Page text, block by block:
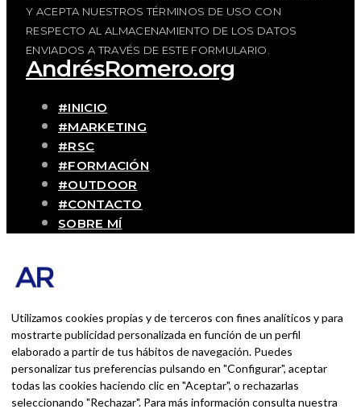
Y ACEPTA NUESTROS TÉRMINOS DE USO CON
RESPECTO AL ALMACENAMIENTO DE LOS DATOS
ENVIADOS A TRAVÉS DE ESTE FORMULARIO.
AndrésRomero.org
#INICIO
#MARKETING
#RSC
#FORMACIÓN
#OUTDOOR
#CONTACTO
SOBRE MÍ
Romero. Experiencias personales y
con lo que hace cada día
BUSCAR POR:
BUSCAR
Utilizamos cookies propias y de terceros con fines analíticos y para
mostrarte publicidad personalizada en función de un perfil
elaborado a partir de tus hábitos de navegación. Puedes
personalizar tus preferencias pulsando en "Configurar", aceptar
todas las cookies haciendo clic en "Aceptar", o rechazarlas
seleccionando "Rechazar". Para más información consulta nuestra